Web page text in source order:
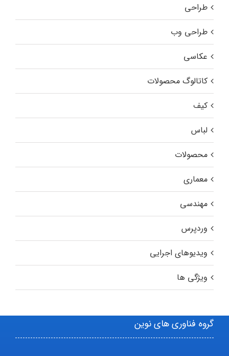
طراحی
طراحی وب
عکاسی
کاتالوگ محصولات
کیف
لباس
محصولات
معماری
مهندسی
وردپرس
ویدیوهای اجرایی
ویژگی ها
گروه فناوری های نوین